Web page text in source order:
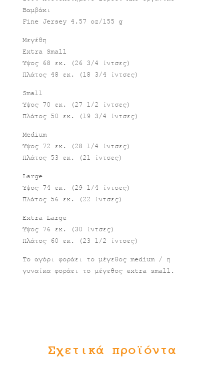
Βαμβάκι
Fine Jersey 4.57 oz/155 g
Μεγέθη
Extra Small
Ύψος 68 εκ. (26 3/4 ίντσες)
Πλάτος 48 εκ. (18 3/4 ίντσες)
Small
Ύψος 70 εκ. (27 1/2 ίντσες)
Πλάτος 50 εκ. (19 3/4 ίντσες)
Medium
Ύψος 72 εκ. (28 1/4 ίντσες)
Πλάτος 53 εκ. (21 ίντσες)
Large
Ύψος 74 εκ. (29 1/4 ίντσες)
Πλάτος 56 εκ. (22 ίντσες)
Extra Large
Ύψος 76 εκ. (30 ίντσες)
Πλάτος 60 εκ. (23 1/2 ίντσες)
Το αγόρι φοράει το μέγεθος medium / η
γυναίκα φοράει το μέγεθος extra small.
Σχετικά προϊόντα